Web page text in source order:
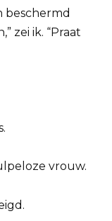
beschermd
zei ik. “Praat
vrouw.